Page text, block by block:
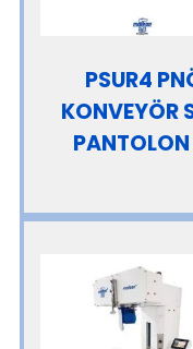
PSUR4
KONVEYÖR